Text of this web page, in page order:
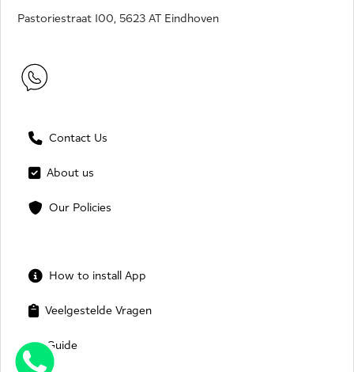
Pastoriestraat 100, 5623 AT Eindhoven
Contact Us
About us
Our Policies
How to install App
Veelgestelde Vragen
Guide